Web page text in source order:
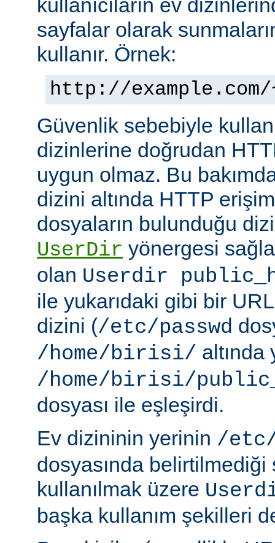
kullanıcıların ev
sayfalar olarak
kullanır. Örnek:
http://
Güvenlik sebebiyle
dizinlerine doğrudan
uygun olmaz. Bu
dizini altında HTTP
dosyaların bulunduğu
UserDir yönergesi
olan Userdir
ile yukarıdaki gibi bir URL
dizini (/etc/passwd
/home/birisi/ altında
/home/birisi/
dosyası ile eşleşirdi.
Ev dizininin yerinin /etc/
dosyasında belirtilmediği
kullanılmak üzere
başka kullanım şekilleri